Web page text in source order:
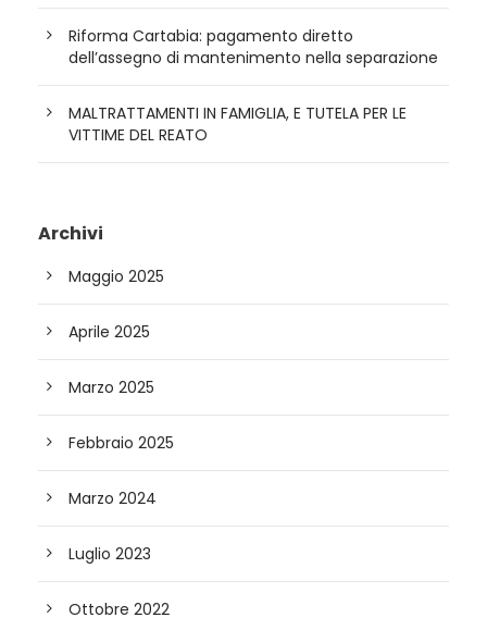
Riforma Cartabia: pagamento diretto
dell’assegno di mantenimento nella separazione
MALTRATTAMENTI IN FAMIGLIA, E TUTELA PER LE
VITTIME DEL REATO
Archivi
Maggio 2025
Aprile 2025
Marzo 2025
Febbraio 2025
Marzo 2024
Luglio 2023
Ottobre 2022